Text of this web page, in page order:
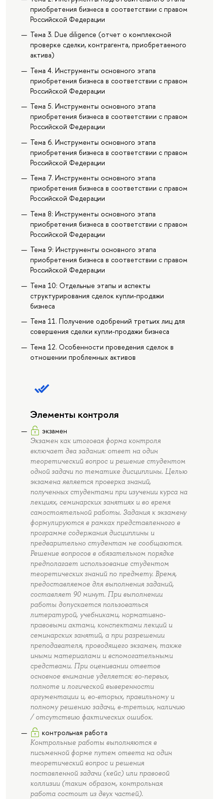
приобретения бизнеса в соответствии с правом
Российской Федерации
Тема 3. Due diligence (отчет о комплексной
проверке сделки, контрагента, приобретаемого
актива)
Тема 4. Инструменты основного этапа
приобретения бизнеса в соответствии с правом
Российской Федерации
Тема 5. Инструменты основного этапа
приобретения бизнеса в соответствии с правом
Российской Федерации
Тема 6. Инструменты основного этапа
приобретения бизнеса в соответствии с правом
Российской Федерации
Тема 7. Инструменты основного этапа
приобретения бизнеса в соответствии с правом
Российской Федерации
Тема 8: Инструменты основного этапа
приобретения бизнеса в соответствии с правом
Российской Федерации
Тема 9: Инструменты основного этапа
приобретения бизнеса в соответствии с правом
Российской Федерации
Тема 10: Отдельные этапы и аспекты
структурирования сделок купли-продажи
бизнеса
Тема 11. Получение одобрений третьих лиц для
совершения сделки купли-продажи бизнеса
Тема 12. Особенности проведения сделок в
отношении проблемных активов
Элементы контроля
экзамен
Экзамен как итоговая форма контроля
включает два задания: ответ на один
теоретический вопрос и решение студентом
одной задачи по тематике дисциплины. Целью
экзамена является проверка знаний,
полученных студентами при изучении курса на
лекциях, семинарских занятиях и во время
самостоятельной работы. Задания к экзамену
формулируются в рамках представленного в
программе содержания дисциплины и
предварительно студентам не сообщаются.
Решение вопросов в обязательном порядке
предполагает использование студентом
теоретических знаний по предмету. Время,
предоставляемое для выполнения заданий,
составляет 90 минут. При выполнении
работы допускается пользоваться
литературой, учебниками, нормативно-
правовыми актами, конспектами лекций и
семинарских занятий, а при разрешении
преподавателя, проводящего экзамен, также
иными материалами и вспомогательными
средствами. При оценивании ответов
основное внимание уделяется: во-первых,
полноте и логической выверенности
аргументации и, во-вторых, правильному и
полному решению задачи, в-третьих, наличию
/ отсутствию фактических ошибок.
контрольная работа
Контрольные работы выполняются в
письменной форме путем ответа на один
теоретический вопрос и решения
поставленной задачи (кейс) или правовой
коллизии (таким образом, контрольная
работа состоит из двух частей).